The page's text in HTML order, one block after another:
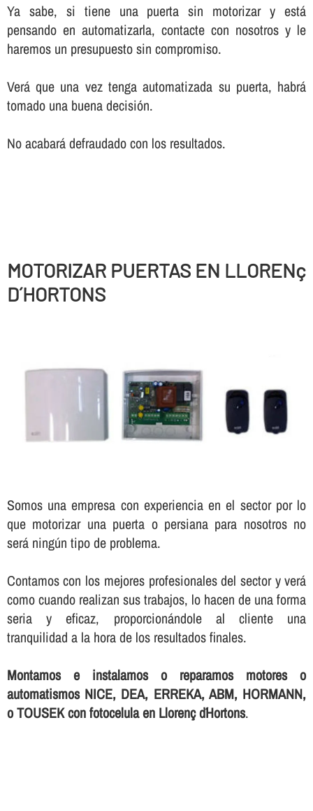
Ya sabe, si tiene una puerta sin motorizar y está
pensando en automatizarla, contacte con nosotros y le
haremos un presupuesto sin compromiso.
Verá que una vez tenga automatizada su puerta, habrá
tomado una buena decisión.
No acabará defraudado con los resultados.
MOTORIZAR PUERTAS EN LLORENç
D´HORTONS
Somos una empresa con experiencia en el sector por lo
que motorizar una puerta o persiana para nosotros no
será ningún tipo de problema.
Contamos con los mejores profesionales del sector y verá
como cuando realizan sus trabajos, lo hacen de una forma
seria y eficaz, proporcionándole al cliente una
tranquilidad a la hora de los resultados finales.
Montamos e instalamos o reparamos motores o
automatismos NICE, DEA, ERREKA, ABM, HORMANN,
o TOUSEK con fotocelula en Llorenç d´Hortons.